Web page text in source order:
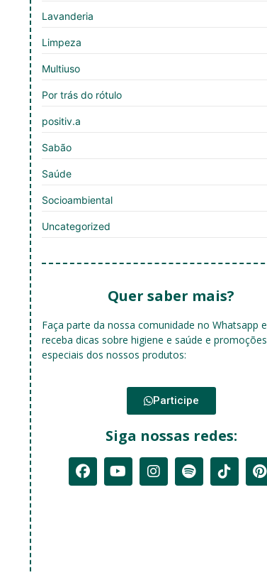
Lavanderia
Limpeza
Multiuso
Por trás do rótulo
positiv.a
Sabão
Saúde
Socioambiental
Uncategorized
Quer saber mais?
Faça parte da nossa comunidade no Whatsapp e
receba dicas sobre higiene e saúde e promoções
especiais dos nossos produtos:
Participe
Siga nossas redes: